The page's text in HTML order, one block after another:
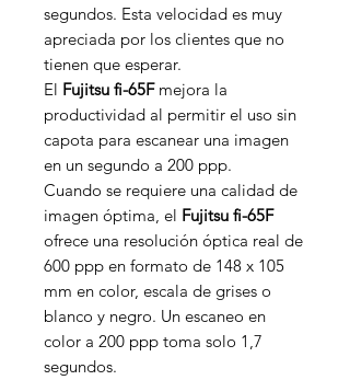
segundos. Esta velocidad es muy
apreciada por los clientes que no
tienen que esperar.
El Fujitsu fi-65Fmejora la
productividad al permitir el uso sin
capota para escanear una imagen
en un segundo a 200 ppp.
Cuando se requiere una calidad de
imagen óptima, el Fujitsu fi-65F
ofrece una resolución óptica real de
600 ppp en formato de 148 x 105
mm en color, escala de grises o
blanco y negro. Un escaneo en
color a 200 ppp toma solo 1,7
segundos.